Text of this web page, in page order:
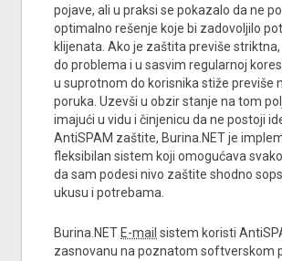
pojave, ali u praksi se pokazalo da ne
optimalno rešenje koje bi zadovoljilo
klijenata. Ako je zaštita previše
do problema i u sasvim regularnoj
u suprotnom do korisnika stiže previše
poruka. Uzevši u obzir stanje na tom
imajući u vidu i činjenicu da ne postoji
AntiSPAM zaštite, Burina.NET je
fleksibilan sistem koji omogućava
da sam podesi nivo zaštite shodno
ukusu i potrebama.
Burina.NET E-mail sistem koristi
zasnovanu na poznatom softverskom